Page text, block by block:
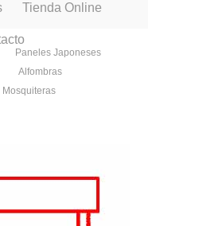
Tienda Online
Paneles Japoneses
Alfombras
Mosquiteras